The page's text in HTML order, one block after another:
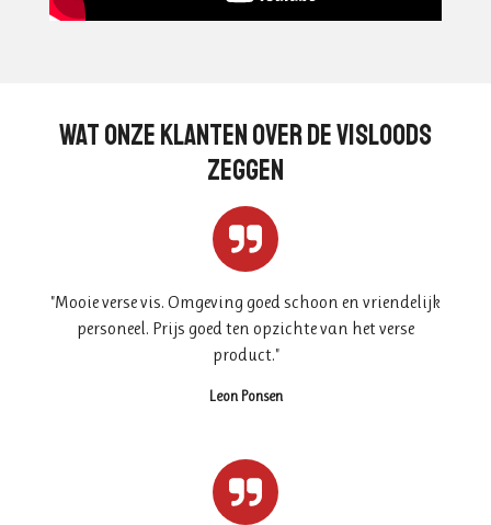
wat ONZE klanten over DE VISLOODS
zeggen
"Mooie verse vis. Omgeving goed schoon en vriendelijk
personeel. Prijs goed ten opzichte van het verse
product."
Leon Ponsen